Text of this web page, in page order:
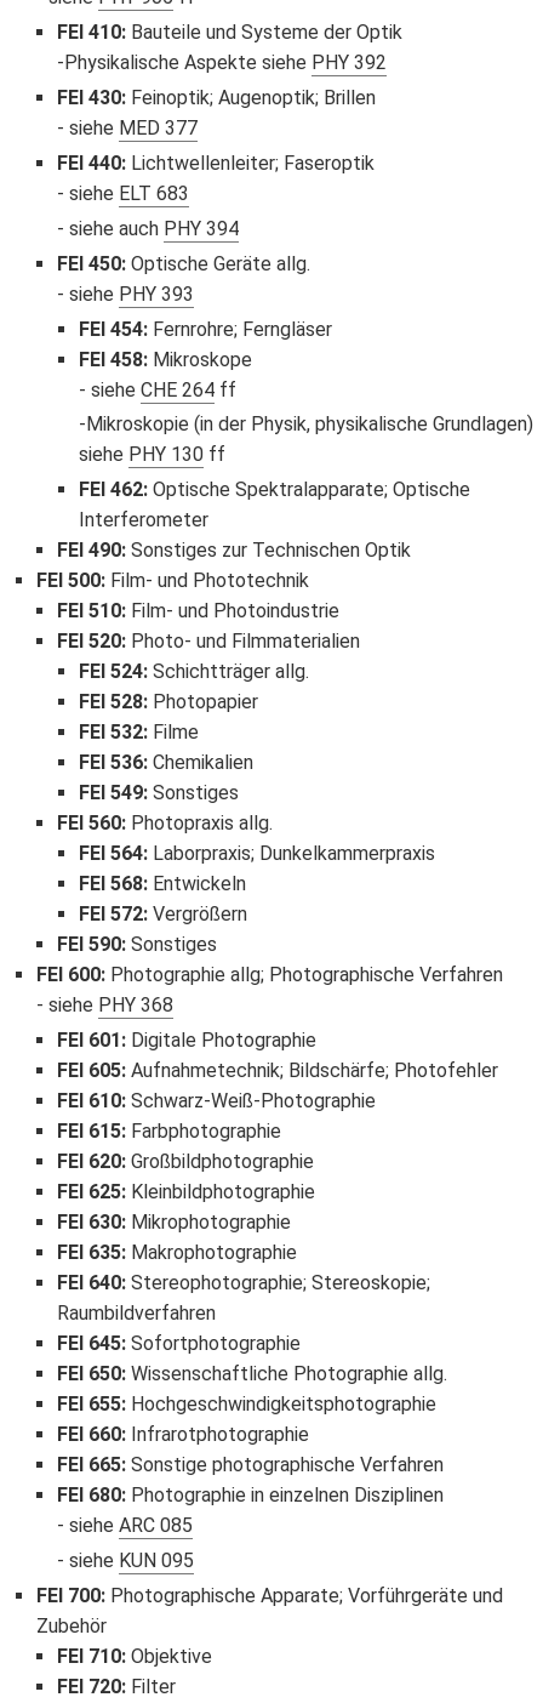
FEI 410: Bauteile und Systeme der Optik
Physikalische Aspekte siehe PHY 392
FEI 430: Feinoptik; Augenoptik; Brillen
siehe MED 377
FEI 440: Lichtwellenleiter; Faseroptik
siehe ELT 683
siehe auch PHY 394
FEI 450: Optische Geräte allg.
siehe PHY 393
FEI 454:Fernrohre; Ferngläser
FEI 458:Mikroskope
siehe CHE 264ff
Mikroskopie (in der Physik, physikalische Grundlagen)
siehe PHY 130ff
FEI 462:Optische Spektralapparate; Optische
Interferometer
FEI 490: Sonstiges zur Technischen Optik
FEI 500:Film- und Phototechnik
FEI 510: Film- und Photoindustrie
FEI 520: Photo- und Filmmaterialien
FEI 524:Schichtträger allg.
FEI 528:Photopapier
FEI 532:Filme
FEI 536:Chemikalien
FEI 549:Sonstiges
FEI 560: Photopraxis allg.
FEI 564:Laborpraxis; Dunkelkammerpraxis
FEI 568:Entwickeln
FEI 572:Vergrößern
FEI 590: Sonstiges
FEI 600:Photographie allg; Photographische Verfahren
siehe PHY 368
FEI 601: Digitale Photographie
FEI 605: Aufnahmetechnik; Bildschärfe; Photofehler
FEI 610: Schwarz-Weiß-Photographie
FEI 615: Farbphotographie
FEI 620: Großbildphotographie
FEI 625: Kleinbildphotographie
FEI 630: Mikrophotographie
FEI 635: Makrophotographie
FEI 640: Stereophotographie; Stereoskopie;
Raumbildverfahren
FEI 645: Sofortphotographie
FEI 650: Wissenschaftliche Photographie allg.
FEI 655: Hochgeschwindigkeitsphotographie
FEI 660: Infrarotphotographie
FEI 665: Sonstige photographische Verfahren
FEI 680: Photographie in einzelnen Disziplinen
sieheARC 085
siehe KUN 095
FEI 700:Photographische Apparate; Vorführgeräte und
Zubehör
FEI 710: Objektive
FEI 720: Filter